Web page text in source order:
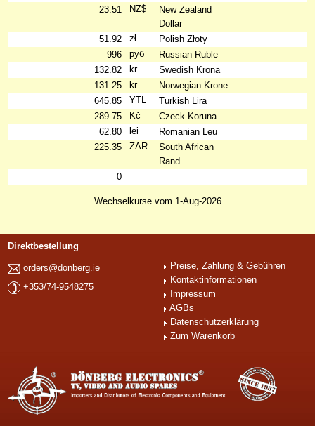
23.51
NZ$
New Zealand
Dollar
51.92
zł
Polish Złoty
996
руб
Russian Ruble
132.82
kr
Swedish Krona
131.25
kr
Norwegian Krone
645.85
YTL
Turkish Lira
289.75
Kč
Czeck Koruna
62.80
lei
Romanian Leu
225.35
ZAR
South African
Rand
0
Wechselkurse vom 1-Aug-2026
Direktbestellung
orders@donberg.ie
+353/74-9548275
Preise, Zahlung & Gebühren
Kontaktinformationen
Impressum
AGBs
Datenschutzerklärung
Zum Warenkorb